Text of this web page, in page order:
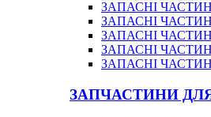
ЗАПАСНІ
ЗАПАСНІ
ЗАПАСНІ
ЗАПАСНІ
ЗАПАСНІ
ЗАПЧАСТИНИ